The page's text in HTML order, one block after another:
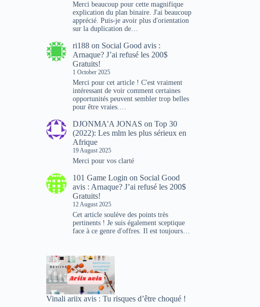
Merci beaucoup pour cette magnifique
explication du plan binaire. J'ai beaucoup
apprécié. Puis-je avoir plus d'orientation
sur la duplication de…
ri188 on Social Good avis :
Arnaque? J’ai refusé les 200$
Gratuits!
1 October 2025
Merci pour cet article ! C'est vraiment
intéressant de voir comment certaines
opportunités peuvent sembler trop belles
pour être vraies.…
DJONMA'A JONAS onTop 30
(2022): Les mlm les plus sérieux en
Afrique
19 August 2025
Merci pour vos clarté
101 Game Login on Social Good
avis : Arnaque? J’ai refusé les 200$
Gratuits!
12 August 2025
Cet article soulève des points très
pertinents ! Je suis également sceptique
face à ce genre d'offres. Il est toujours…
Vinali ariix avis : Tu risques d’être choqué !